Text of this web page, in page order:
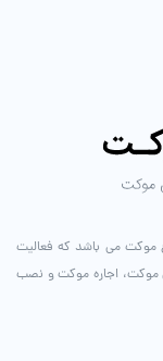
موکت می باشد که فعالیت
فروش موکت، اجاره موکت و نصب